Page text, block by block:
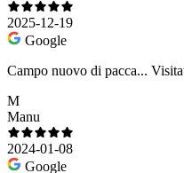
2025-12-19
Google
Campo nuovo di pacca...
M
Manu
2024-01-08
Google